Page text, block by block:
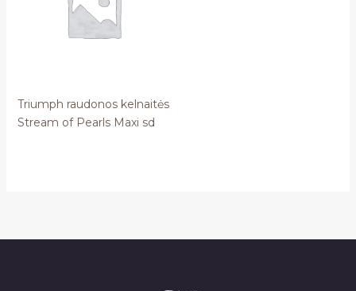
Triumph raudonos kelnaitės
Stream of Pearls Maxi sd